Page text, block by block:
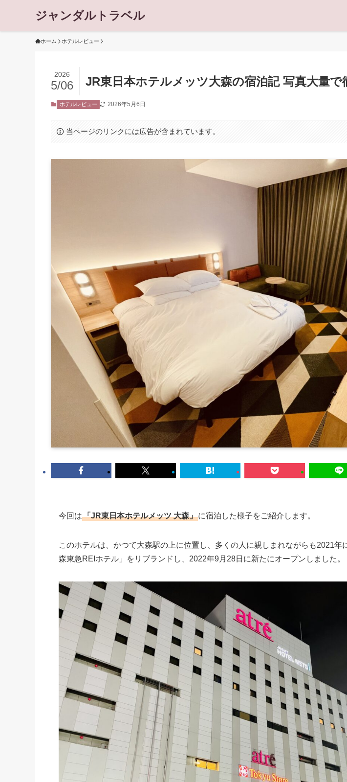
ジャンダルトラベル
ホーム ホテルレビュー
JR東日本ホテルメッツ大森の宿泊記 写真大量で
2026
5/06
ホテルレビュー 2026年5月6日
当ページのリンクには広告が含まれています。
今回は「JR東日本ホテルメッツ 大森」に宿泊した様子をご紹介します。
このホテルは、かつて大森駅の上に位置し、多くの人に親しまれながらも2021年
森東急REIホテル」をリブランドし、2022年9月28日に新たにオープンしました。